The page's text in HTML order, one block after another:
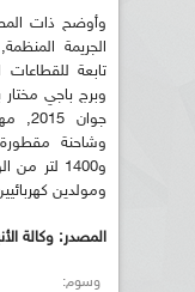
وأوضح ذات
الجريمة
تابعة
و1400
ومولدين
المصدر: وكالة
وسوم: